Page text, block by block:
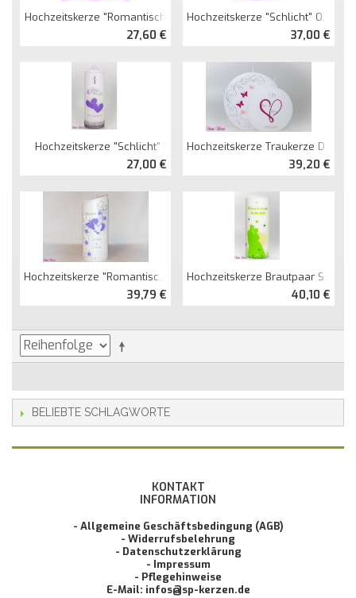
Hochzeitskerze "romantisch"
27,60 €
Hochzeitskerze "schlicht" Oval Abg. Perlmutt
37,00 €
Hochzeitskerze "schlicht"
27,00 €
Hochzeitskerze Traukerze Doppelkerze
39,20 €
Hochzeitskerze "romantisch" Oval Abg. Perlmutt
39,79 €
Hochzeitskerze Brautpaar Schmetterlinge
40,10 €
BELIEBTE SCHLAGWORTE
KONTAKT
INFORMATION
- Allgemeine Geschäftsbedingung (AGB)
- Widerrufsbelehrung
- Datenschutzerklärung
- Impressum
- Pflegehinweise
E-Mail: infos@sp-kerzen.de